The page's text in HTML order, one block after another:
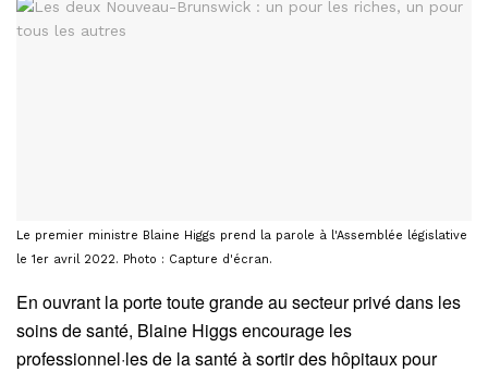
Le premier ministre Blaine Higgs prend la parole à l'Assemblée législative
le 1er avril 2022. Photo : Capture d'écran.
En ouvrant la porte toute grande au secteur privé dans les
soins de santé, Blaine Higgs encourage les
professionnel·les de la santé à sortir des hôpitaux pour